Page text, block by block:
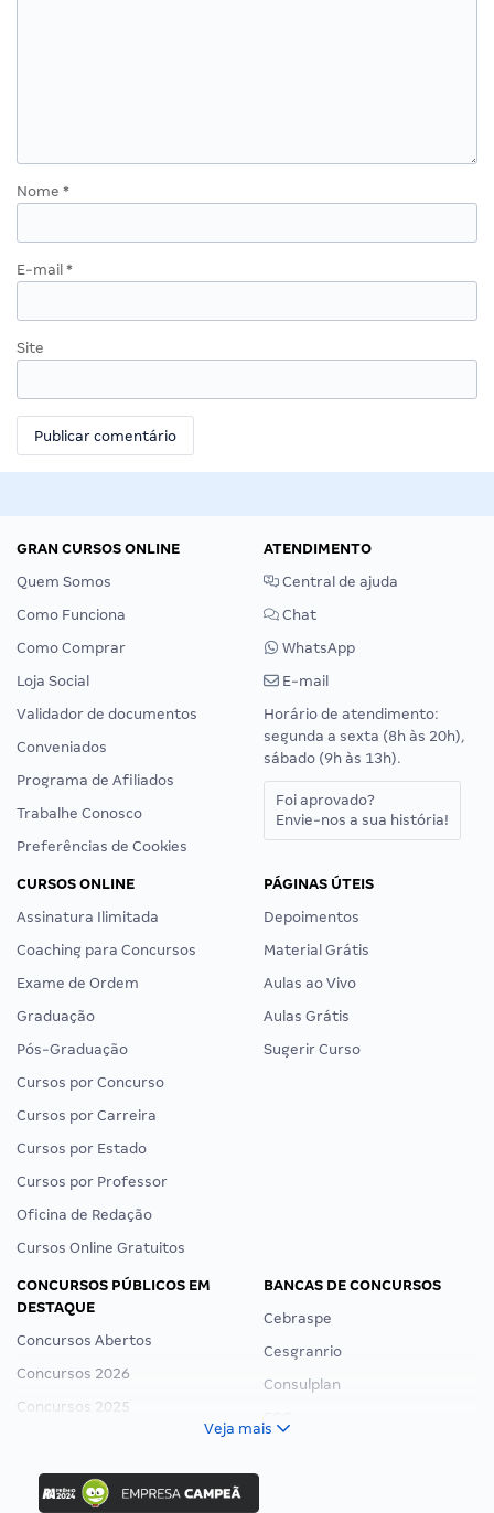
Nome *
E-mail *
Site
GRAN CURSOS ONLINE
Quem Somos
Como Funciona
Como Comprar
Loja Social
Validador de documentos
Conveniados
Programa de Afiliados
Trabalhe Conosco
Preferências de Cookies
ATENDIMENTO
Central de ajuda
Chat
WhatsApp
E-mail
Horário de atendimento:
segunda a sexta (8h às 20h),
sábado (9h às 13h).
Foi aprovado?
Envie-nos a sua história!
CURSOS ONLINE
Assinatura Ilimitada
Coaching para Concursos
Exame de Ordem
Graduação
Pós-Graduação
Cursos por Concurso
Cursos por Carreira
Cursos por Estado
Cursos por Professor
Oficina de Redação
Cursos Online Gratuitos
PÁGINAS ÚTEIS
Depoimentos
Material Grátis
Aulas ao Vivo
Aulas Grátis
Sugerir Curso
CONCURSOS PÚBLICOS EM
DESTAQUE
Concursos Abertos
Concursos 2026
Concursos 2025
Concurso Ibama
Concurso MPU
BANCAS DE CONCURSOS
Cebraspe
Cesgranrio
Consulplan
Veja mais